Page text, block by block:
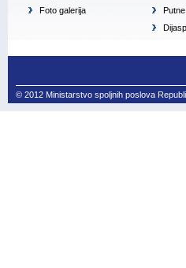
Foto galerija
© 2012 Ministarstvo spoljnih poslova